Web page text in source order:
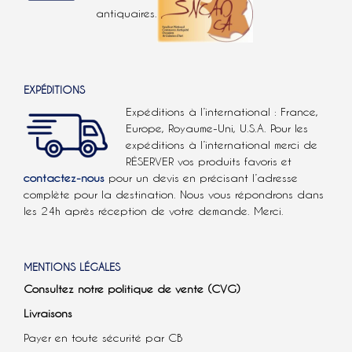
antiquaires.
EXPÉDITIONS
Expéditions à l’international : France,
Europe, Royaume-Uni, U.S.A. Pour les
expéditions à l’international merci de
RÉSERVER vos produits favoris et
contactez-nous pour un devis en précisant l’adresse
complète pour la destination. Nous vous répondrons dans
les 24h après réception de votre demande. Merci.
MENTIONS LÉGALES
Consultez notre politique de vente (CVG)
Livraisons
Payer en toute sécurité par CB